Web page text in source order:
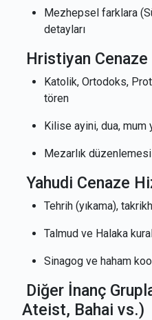
Mezhepsel farklara
detayları
Hristiyan
Katolik, Ortodoks,
tören
Kilise ayini, dua, mum
Mezarlık
Yahudi Cenaze
Tehrih (yıkama),
Talmud ve Halaka
Sinagog ve haham
Diğer İnanç
Ateist, Bahai vs.)